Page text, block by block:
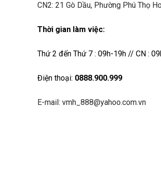
CN2: 21 Gò Dầu, Phường Phú Thọ
Thời gian làm việc:
Thứ 2 đến Thứ 7 : 09h-19h // CN :
Điện thoại: 0888.900.999
E-mail: vmh_888@yahoo.com.vn